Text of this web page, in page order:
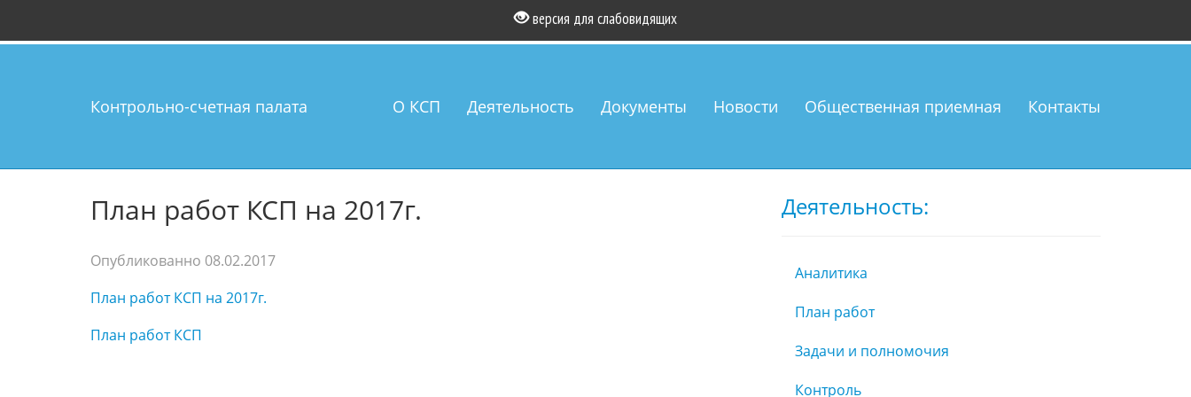
версия для слабовидящих
Контрольно-счетная палата О КСП Деятельность Документы Новости Общественная приемная Контакты
План работ КСП на 2017г.
Опубликованно 08.02.2017
План работ КСП на 2017г.
План работ КСП
Деятельность:
Аналитика
План работ
Задачи и полномочия
Контроль